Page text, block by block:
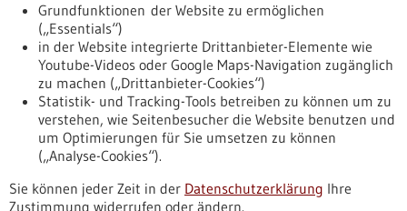
Nach oben
Informiert bleiben
Grundfunktionen der Website zu ermöglichen
(„Essentials“)
in der Website integrierte Drittanbieter-Elemente wie
Youtube-Videos oder Google Maps-Navigation zugänglich
zu machen („Drittanbieter-Cookies“)
Statistik- und Tracking-Tools betreiben zu können um zu
verstehen, wie Seitenbesucher die Website benutzen und
um Optimierungen für Sie umsetzen zu können
(„Analyse-Cookies“).
Sie können jeder Zeit in der Datenschutzerklärung Ihre
Zustimmung widerrufen oder ändern.